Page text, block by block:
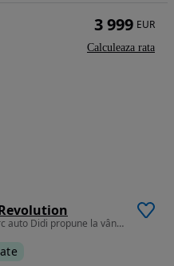
Revolution
1499 cm3 • 105 CP • Nu Porneste Parc auto Didi propune la vânzare Super Oferta
3 999 EUR
Calculeaza rata